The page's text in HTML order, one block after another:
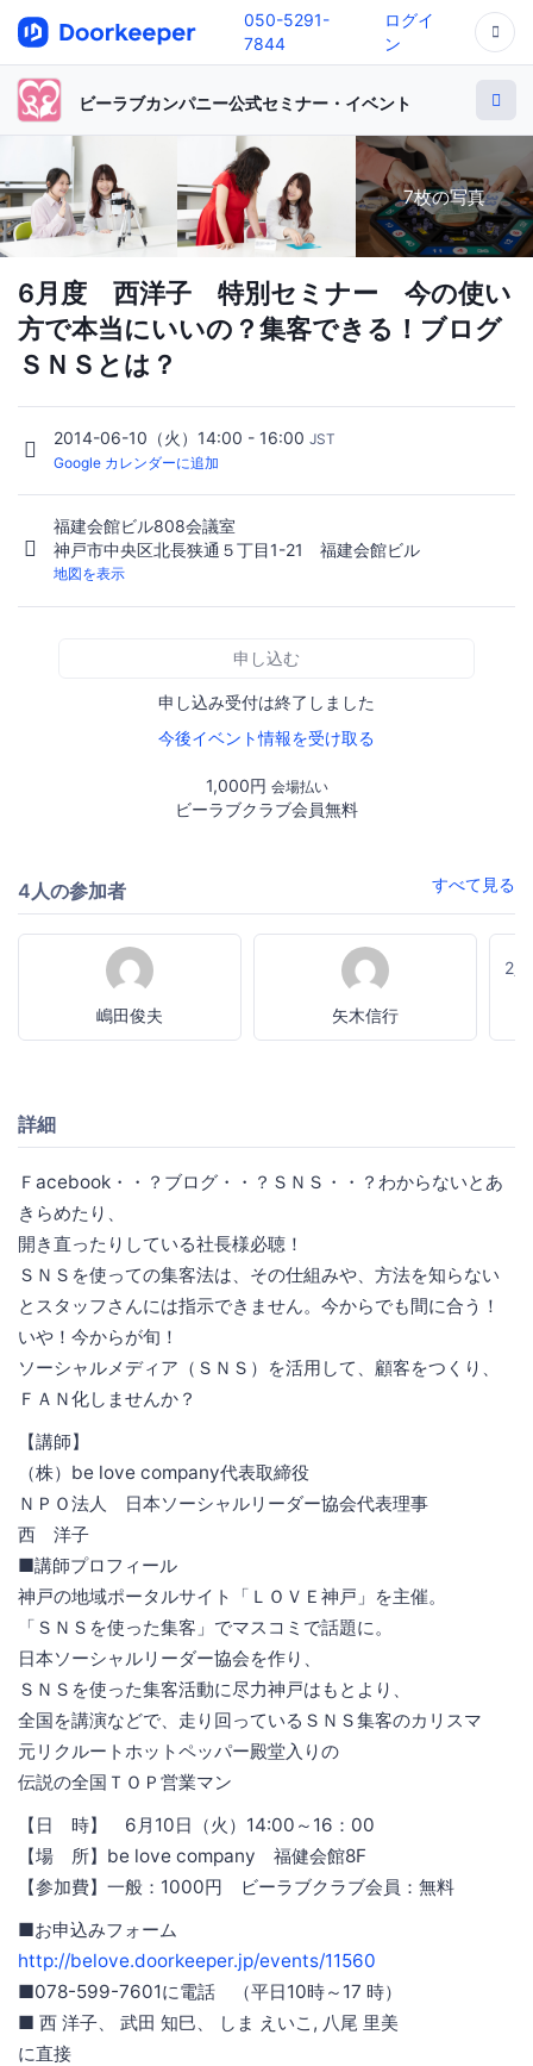
050-5291-
7844
ログイ
ン
ビーラブカンパニー公式セミナー・イベント
7枚の写真
6月度 西洋子 特別セミナー 今の使い
方で本当にいいの？集客できる！ブログ
ＳＮＳとは？
2014-06-10（火）14:00 - 16:00 JST
Google カレンダーに追加
福建会館ビル808会議室
神戸市中央区北長狭通５丁目1-21 福建会館ビル
地図を表示
申し込む
申し込み受付は終了しました
今後イベント情報を受け取る
1,000円 会場払い
ビーラブクラブ会員無料
4人の参加者 すべて見る
嶋田俊夫 矢木信行
2
詳細
Ｆacebook・・？ブログ・・？ＳＮＳ・・？わからないとあ
きらめたり、
開き直ったりしている社長様必聴！
ＳＮＳを使っての集客法は、その仕組みや、方法を知らない
とスタッフさんには指示できません。今からでも間に合う！
いや！今からが旬！
ソーシャルメディア（ＳＮＳ）を活用して、顧客をつくり、
ＦＡＮ化しませんか？
【講師】
（株）be love company代表取締役
ＮＰＯ法人 日本ソーシャルリーダー協会代表理事
西 洋子
■講師プロフィール
神戸の地域ポータルサイト「ＬＯＶＥ神戸」を主催。
「ＳＮＳを使った集客」でマスコミで話題に。
日本ソーシャルリーダー協会を作り、
ＳＮＳを使った集客活動に尽力神戸はもとより、
全国を講演などで、走り回っているＳＮＳ集客のカリスマ
元リクルートホットペッパー殿堂入りの
伝説の全国ＴＯＰ営業マン
【日 時】 6月10日（火）14:00～16：00
【場 所】be love company 福健会館8F
【参加費】一般：1000円 ビーラブクラブ会員：無料
■お申込みフォーム
http://belove.doorkeeper.jp/events/11560
■078-599-7601に電話 （平日10時～17 時）
■ 西 洋子、 武田 知巳、 しま えいこ, 八尾 里美
に直接